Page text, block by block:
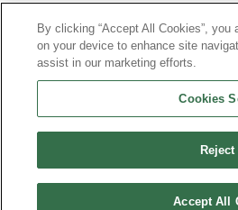
By clicking “Accept All Cookies”,
on your device to enhance site
assist in our marketing efforts.
Cookies
Reject
Accept All